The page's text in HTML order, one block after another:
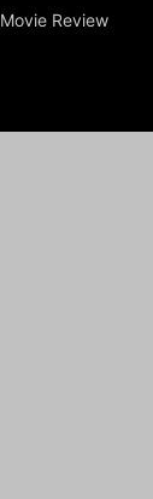
Movie Review